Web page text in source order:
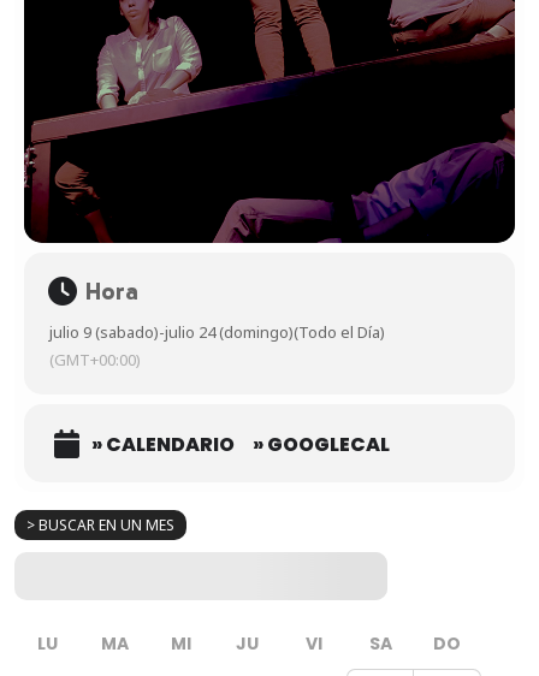
> BUSCAR EN UN MES
LU MA MI JU VI SA DO
Hora
julio 9 (sabado)-julio 24 (domingo)(Todo el Día)
(GMT+00:00)
» CALENDARIO » GOOGLECAL